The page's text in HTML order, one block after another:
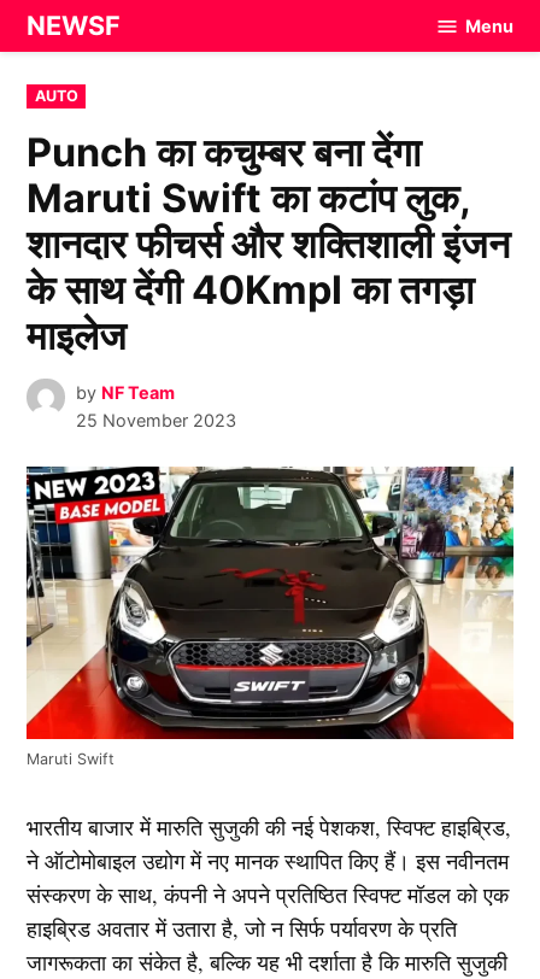
Skip
to
content
NEWSF Menu
POSTED
IN
AUTO
Punch का कचुम्बर बना देंगा
Maruti Swift का कटांप लुक,
शानदार फीचर्स और शक्तिशाली इंजन
के साथ देंगी 40Kmpl का तगड़ा
माइलेज
by NF Team
25 November 2023
Maruti Swift
भारतीय बाजार में मारुति सुजुकी की नई पेशकश, स्विफ्ट हाइब्रिड,
ने ऑटोमोबाइल उद्योग में नए मानक स्थापित किए हैं। इस नवीनतम
संस्करण के साथ, कंपनी ने अपने प्रतिष्ठित स्विफ्ट मॉडल को एक
हाइब्रिड अवतार में उतारा है, जो न सिर्फ पर्यावरण के प्रति
जागरूकता का संकेत है, बल्कि यह भी दर्शाता है कि मारुति सुजुकी